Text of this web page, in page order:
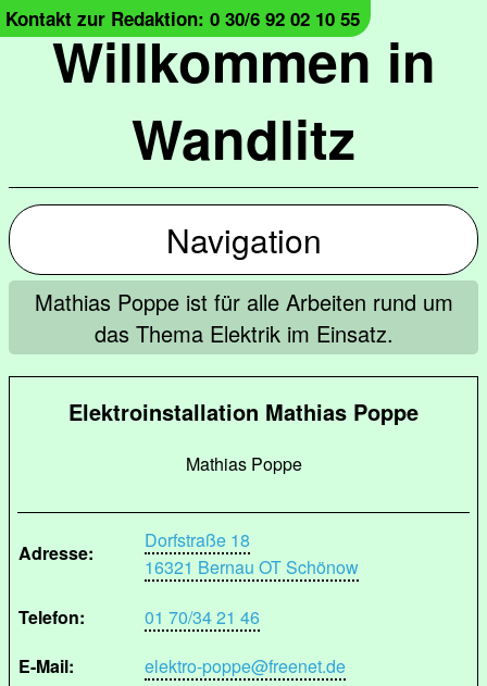
Willkommen in
Wandlitz
Kontakt zur Redaktion: 0 30/6 92 02 10 55
Navigation
Mathias Poppe ist für alle Arbeiten rund um
das Thema Elektrik im Einsatz.
Elektroinstallation Mathias Poppe
Mathias Poppe
Adresse:
Dorfstraße 18
16321 Bernau OT Schönow
Telefon:
01 70/34 21 46
E-Mail:
elektro-poppe@freenet.de